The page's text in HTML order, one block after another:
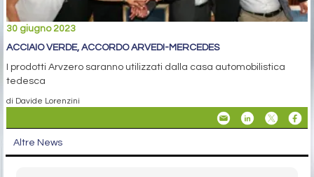
30 giugno 2023
ACCIAIO VERDE, ACCORDO ARVEDI-MERCEDES
I prodotti Arvzero saranno utilizzati dalla casa automobilistica
tedesca
di Davide Lorenzini
Altre News